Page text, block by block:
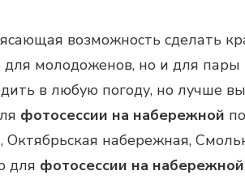
возможность сделать
молодоженов, но и для
в любую погоду, но лучше
фотосессии на набережной
набережная,
для фотосессии на набережной